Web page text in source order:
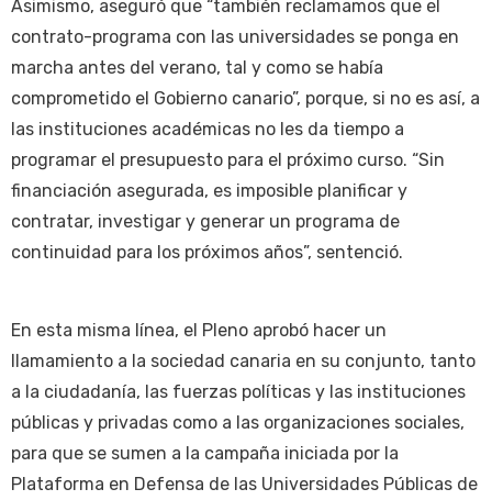
Asimismo, aseguró que “también reclamamos que el
contrato-programa con las universidades se ponga en
marcha antes del verano, tal y como se había
comprometido el Gobierno canario”, porque, si no es así, a
las instituciones académicas no les da tiempo a
programar el presupuesto para el próximo curso. “Sin
financiación asegurada, es imposible planificar y
contratar, investigar y generar un programa de
continuidad para los próximos años”, sentenció.
En esta misma línea, el Pleno aprobó hacer un
llamamiento a la sociedad canaria en su conjunto, tanto
a la ciudadanía, las fuerzas políticas y las instituciones
públicas y privadas como a las organizaciones sociales,
para que se sumen a la campaña iniciada por la
Plataforma en Defensa de las Universidades Públicas de